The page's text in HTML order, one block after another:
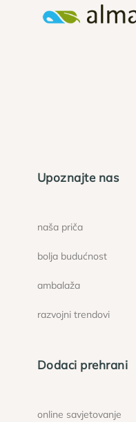
Upoznajte nas
naša priča
bolja budućnost
ambalaža
razvojni trendovi
Dodaci prehrani
online savjetovanje